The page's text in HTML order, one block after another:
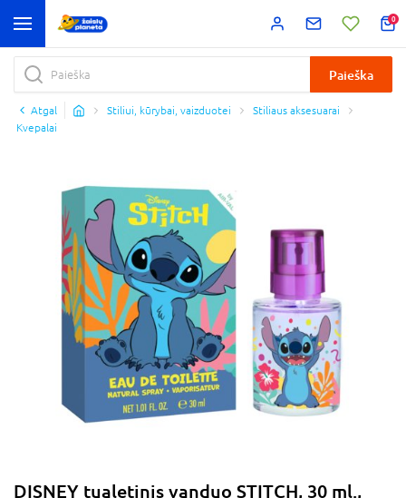
0
Paieška
Atgal Stiliui, kūrybai, vaizduotei
Stiliaus aksesuarai
Kvepalai
DISNEY tualetinis vanduo STITCH, 30 ml.,